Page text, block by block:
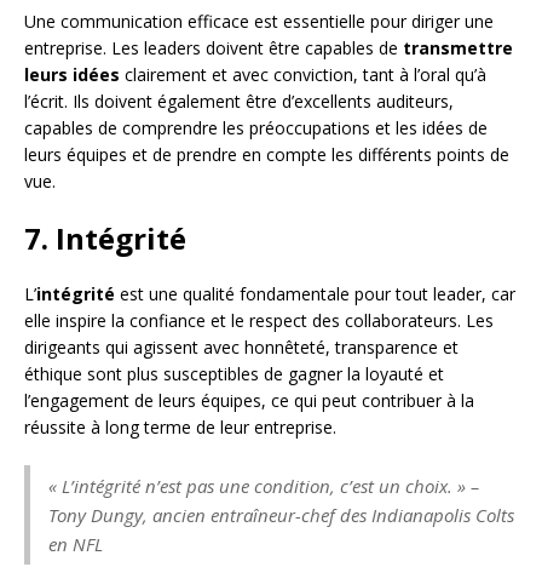
Une communication efficace est essentielle pour diriger une
entreprise. Les leaders doivent être capables de transmettre
leurs idées clairement et avec conviction, tant à l’oral qu’à
l’écrit. Ils doivent également être d’excellents auditeurs,
capables de comprendre les préoccupations et les idées de
leurs équipes et de prendre en compte les différents points de
vue.
7. Intégrité
L’intégrité est une qualité fondamentale pour tout leader, car
elle inspire la confiance et le respect des collaborateurs. Les
dirigeants qui agissent avec honnêteté, transparence et
éthique sont plus susceptibles de gagner la loyauté et
l’engagement de leurs équipes, ce qui peut contribuer à la
réussite à long terme de leur entreprise.
« L’intégrité n’est pas une condition, c’est un choix. » –
Tony Dungy, ancien entraîneur-chef des Indianapolis Colts
en NFL